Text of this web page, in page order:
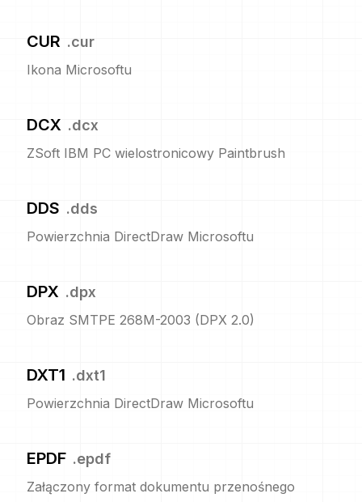
CUR .cur
Ikona Microsoftu
DCX .dcx
ZSoft IBM PC wielostronicowy Paintbrush
DDS .dds
Powierzchnia DirectDraw Microsoftu
DPX .dpx
Obraz SMTPE 268M-2003 (DPX 2.0)
DXT1 .dxt1
Powierzchnia DirectDraw Microsoftu
EPDF .epdf
Załączony format dokumentu przenośnego